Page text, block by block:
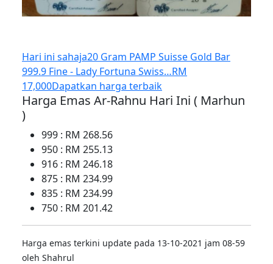
Hari ini sahaja20 Gram PAMP Suisse Gold Bar
999.9 Fine - Lady Fortuna Swiss…RM
17,000Dapatkan harga terbaik
Harga Emas Ar-Rahnu Hari Ini ( Marhun
)
999 : RM 268.56
950 : RM 255.13
916 : RM 246.18
875 : RM 234.99
835 : RM 234.99
750 : RM 201.42
Harga emas terkini update pada 13-10-2021 jam 08-59
oleh Shahrul